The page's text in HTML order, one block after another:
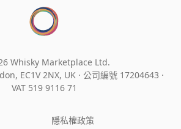
Whisky Marketplace Ltd.
EC1V 2NX, UK · 公司編號 17204643 ·
VAT 519 9116 71
隱私權政策